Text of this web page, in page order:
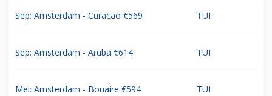
Sep: Amsterdam - Curacao €569 TUI
Sep: Amsterdam - Aruba €614 TUI
Mei: Amsterdam - Bonaire €594 TUI